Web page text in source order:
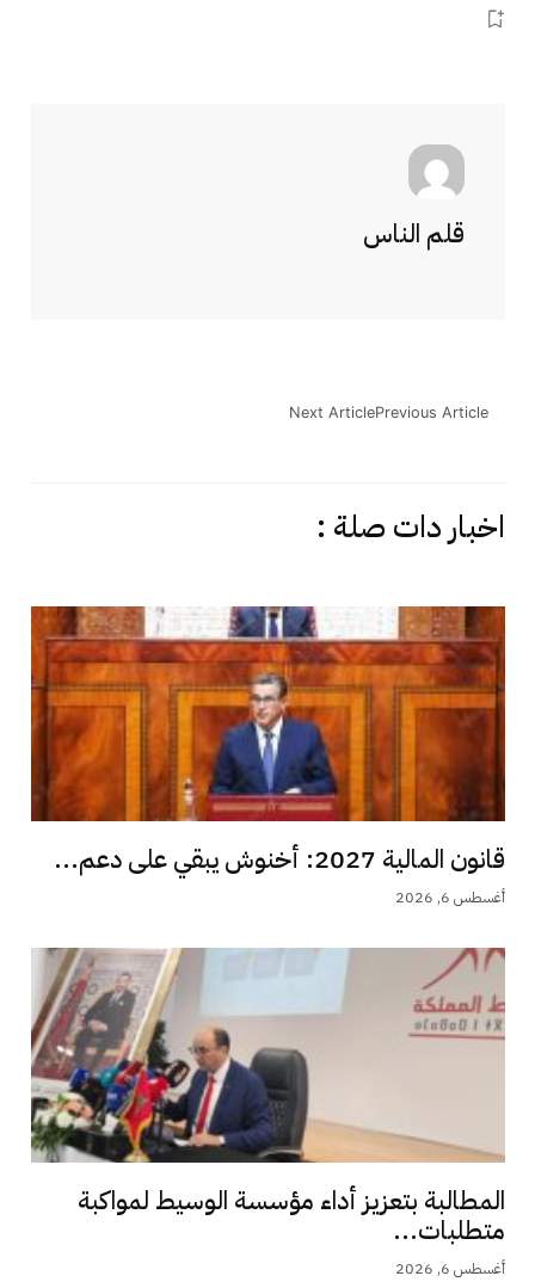
قلم الناس
Previous Article
Next Article
اخبار دات صلة :
قانون المالية 2027: أخنوش يبقي على دعم...
أغسطس 6, 2026
المطالبة بتعزيز أداء مؤسسة الوسيط لمواكبة
متطلبات...
أغسطس 6, 2026